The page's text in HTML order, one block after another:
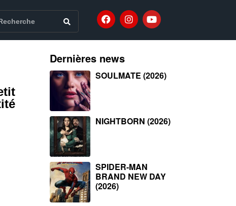
Dernières news
SOULMATE (2026)
NIGHTBORN (2026)
SPIDER-MAN
BRAND NEW DAY
(2026)